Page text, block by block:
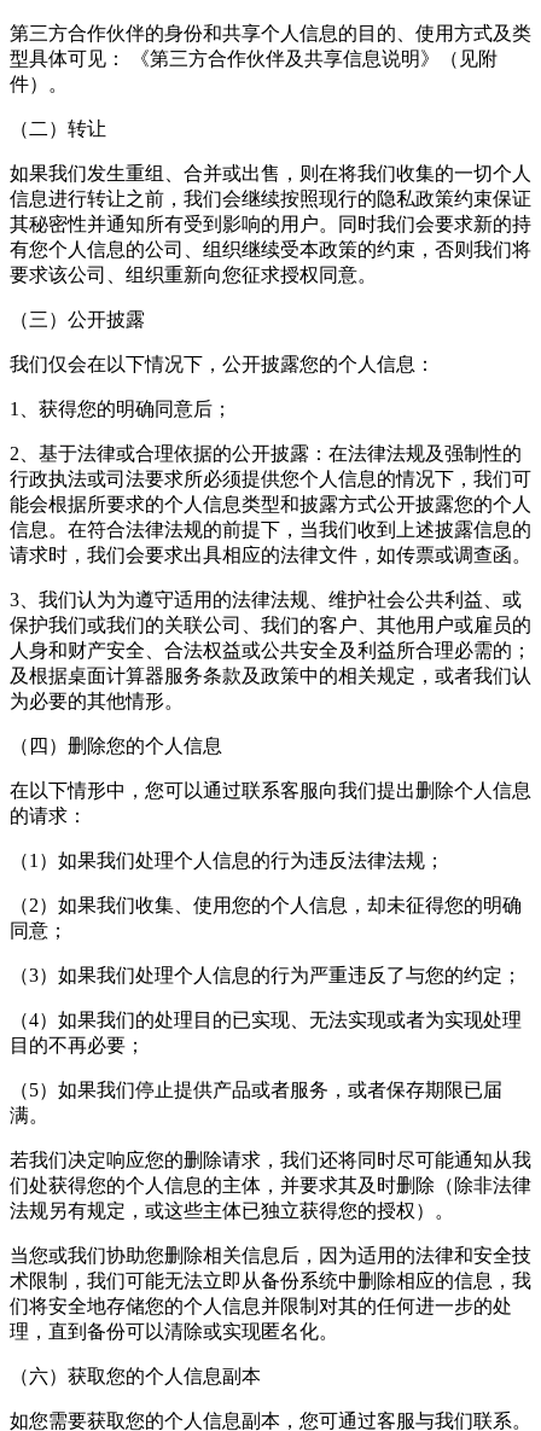
第三方合作伙伴的身份和共享个人信息的目的、使用方式及类
型具体可见： 《第三方合作伙伴及共享信息说明》（见附
件）。
（二）转让
如果我们发生重组、合并或出售，则在将我们收集的一切个人
信息进行转让之前，我们会继续按照现行的隐私政策约束保证
其秘密性并通知所有受到影响的用户。同时我们会要求新的持
有您个人信息的公司、组织继续受本政策的约束，否则我们将
要求该公司、组织重新向您征求授权同意。
（三）公开披露
我们仅会在以下情况下，公开披露您的个人信息：
1、获得您的明确同意后；
2、基于法律或合理依据的公开披露：在法律法规及强制性的
行政执法或司法要求所必须提供您个人信息的情况下，我们可
能会根据所要求的个人信息类型和披露方式公开披露您的个人
信息。在符合法律法规的前提下，当我们收到上述披露信息的
请求时，我们会要求出具相应的法律文件，如传票或调查函。
3、我们认为为遵守适用的法律法规、维护社会公共利益、或
保护我们或我们的关联公司、我们的客户、其他用户或雇员的
人身和财产安全、合法权益或公共安全及利益所合理必需的；
及根据桌面计算器服务条款及政策中的相关规定，或者我们认
为必要的其他情形。
（四）删除您的个人信息
在以下情形中，您可以通过联系客服向我们提出删除个人信息
的请求：
（1）如果我们处理个人信息的行为违反法律法规；
（2）如果我们收集、使用您的个人信息，却未征得您的明确
同意；
（3）如果我们处理个人信息的行为严重违反了与您的约定；
（4）如果我们的处理目的已实现、无法实现或者为实现处理
目的不再必要；
（5）如果我们停止提供产品或者服务，或者保存期限已届
满。
若我们决定响应您的删除请求，我们还将同时尽可能通知从我
们处获得您的个人信息的主体，并要求其及时删除（除非法律
法规另有规定，或这些主体已独立获得您的授权）。
当您或我们协助您删除相关信息后，因为适用的法律和安全技
术限制，我们可能无法立即从备份系统中删除相应的信息，我
们将安全地存储您的个人信息并限制对其的任何进一步的处
理，直到备份可以清除或实现匿名化。
（六）获取您的个人信息副本
如您需要获取您的个人信息副本，您可通过客服与我们联系。